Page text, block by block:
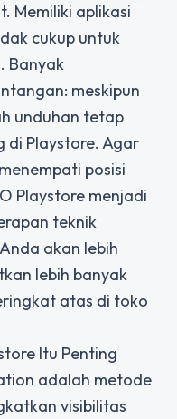
Memiliki aplikasi
cukup untuk
Banyak
meskipun
unduhan tetap
di Playstore. Agar
posisi
Playstore menjadi
teknik
akan lebih
lebih banyak
atas di toko
Itu Penting
adalah metode
visibilitas